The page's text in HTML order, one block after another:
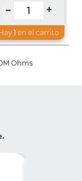
– +
1 en el carrito
Ohms